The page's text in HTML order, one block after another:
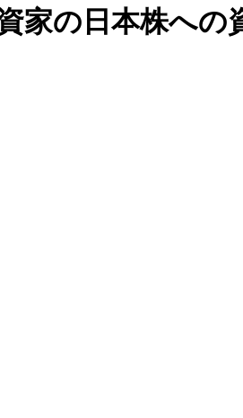
家の日本株への